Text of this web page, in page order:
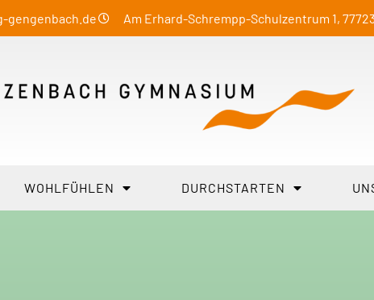
gengenbach.de Am Erhard-Schrempp-Schulzentrum 1,
WOHLFÜHLEN DURCHSTARTEN